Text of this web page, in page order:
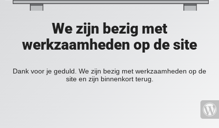
We zijn bezig met
werkzaamheden op de site
Dank voor je geduld. We zijn bezig met werkzaamheden op de
site en zijn binnenkort terug.